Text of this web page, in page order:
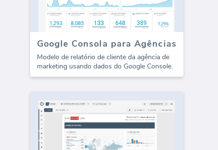
Google Consola para Agências
Modelo de relatório de cliente da agência de
marketing usando dados do Google Console.